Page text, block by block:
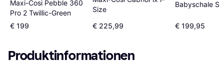
Maxi-Cosi Pebble 360
Pro 2 Twillic-Green
€ 199
Size
€ 225,99
Babyschale
€ 199,95
Produktinformationen